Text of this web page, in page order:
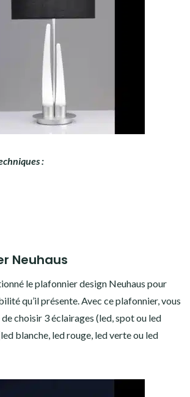
:
Neuhaus
le plafonnier design Neuhaus pour
qu’il présente. Avec ce plafonnier, vous
choisir 3 éclairages (led, spot ou led
blanche, led rouge, led verte ou led